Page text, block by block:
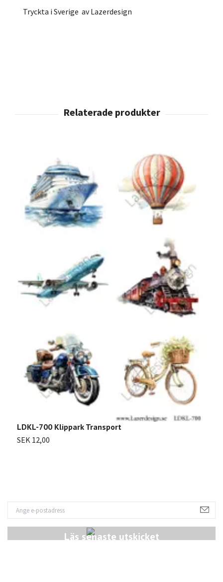
Läs senaste utskicket
Tryckta i Sverige av Lazerdesign
LDKL-700 Klippark Transport
SEK 12,00